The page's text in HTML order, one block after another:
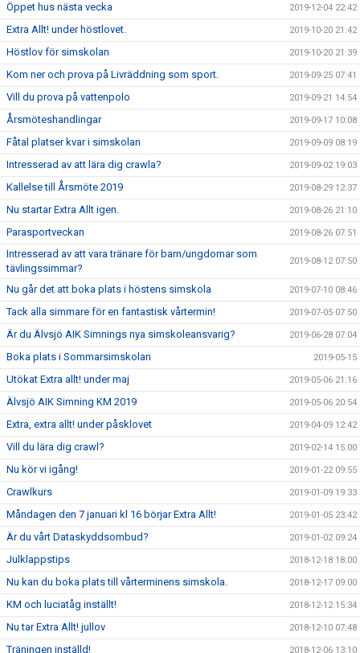
Öppet hus nästa vecka 2019-12-04 22:42
Extra Allt! under höstlovet. 2019-10-20 21:42
Höstlov för simskolan 2019-10-20 21:39
Kom ner och prova på Livräddning som sport. 2019-09-25 07:41
Vill du prova på vattenpolo 2019-09-21 14:54
Årsmöteshandlingar 2019-09-17 10:08
Fåtal platser kvar i simskolan 2019-09-09 08:19
Intresserad av att lära dig crawla? 2019-09-02 19:03
Kallelse till Årsmöte 2019 2019-08-29 12:37
Nu startar Extra Allt igen. 2019-08-26 21:10
Parasportveckan 2019-08-26 07:51
Intresserad av att vara tränare för barn/ungdomar som
tävlingssimmar?
2019-08-12 07:50
Nu går det att boka plats i höstens simskola 2019-07-10 08:46
Tack alla simmare för en fantastisk vårtermin! 2019-07-05 07:50
Är du Älvsjö AIK Simnings nya simskoleansvarig? 2019-06-28 07:04
Boka plats i Sommarsimskolan 2019-05-15
Utökat Extra allt! under maj 2019-05-06 21:16
Älvsjö AIK Simning KM 2019 2019-05-06 20:54
Extra, extra allt! under påsklovet 2019-04-09 12:42
Vill du lära dig crawl? 2019-02-14 15:00
Nu kör vi igång! 2019-01-22 09:55
Crawlkurs 2019-01-09 19:33
Måndagen den 7 januari kl 16 börjar Extra Allt! 2019-01-05 23:42
Är du vårt Dataskyddsombud? 2019-01-02 09:24
Julklappstips 2018-12-18 18:00
Nu kan du boka plats till vårterminens simskola. 2018-12-17 09:00
KM och luciatåg inställt! 2018-12-12 15:34
Nu tar Extra Allt! jullov 2018-12-10 07:48
Träningen inställd! 2018-12-06 13:10